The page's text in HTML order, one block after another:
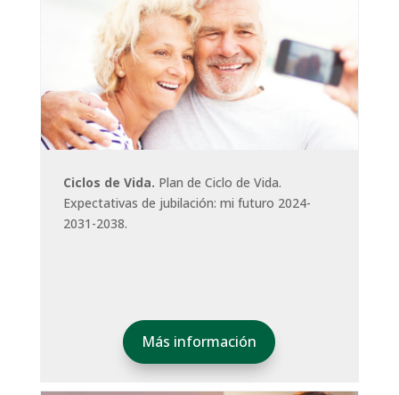
Ciclos de Vida. Plan de Ciclo de Vida.
Expectativas de jubilación: mi futuro 2024-
2031-2038.
Más información